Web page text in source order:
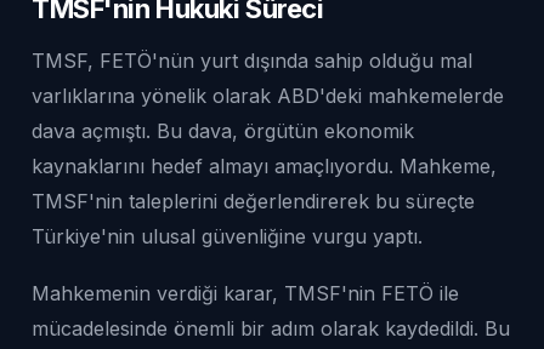
TMSF'nin Hukuki Süreci
TMSF, FETÖ'nün yurt dışında sahip olduğu mal
varlıklarına yönelik olarak ABD'deki mahkemelerde
dava açmıştı. Bu dava, örgütün ekonomik
kaynaklarını hedef almayı amaçlıyordu. Mahkeme,
TMSF'nin taleplerini değerlendirerek bu süreçte
Türkiye'nin ulusal güvenliğine vurgu yaptı.
Mahkemenin verdiği karar, TMSF'nin FETÖ ile
mücadelesinde önemli bir adım olarak kaydedildi. Bu